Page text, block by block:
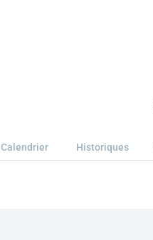
Calendrier Historiques